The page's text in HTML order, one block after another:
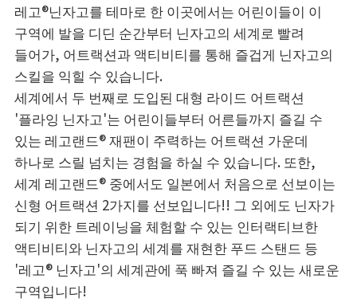
레고®닌자고를 테마로 한 이곳에서는 어린이들이 이
구역에 발을 디딘 순간부터 닌자고의 세계로 빨려
들어가, 어트랙션과 액티비티를 통해 즐겁게 닌자고의
스킬을 익힐 수 있습니다.
세계에서 두 번째로 도입된 대형 라이드 어트랙션
'플라잉 닌자고'는 어린이들부터 어른들까지 즐길 수
있는 레고랜드® 재팬이 주력하는 어트랙션 가운데
하나로 스릴 넘치는 경험을 하실 수 있습니다. 또한,
세계 레고랜드® 중에서도 일본에서 처음으로 선보이는
신형 어트랙션 2가지를 선보입니다!! 그 외에도 닌자가
되기 위한 트레이닝을 체험할 수 있는 인터랙티브한
액티비티와 닌자고의 세계를 재현한 푸드 스탠드 등
'레고® 닌자고'의 세계관에 푹 빠져 즐길 수 있는 새로운
구역입니다!